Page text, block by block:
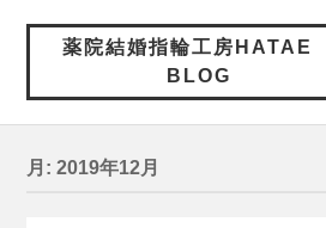
薬院結婚指輪工房HATAE
BLOG
月:2019年12月